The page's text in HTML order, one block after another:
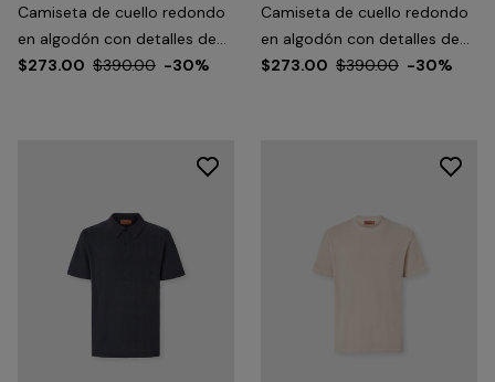
Camiseta de cuello redondo
en algodón con detalles de
motivo de serpiente
$273.00 $390.00 -30%
Camiseta de cuello redondo
en algodón con detalles de
motivo de serpiente
$273.00 $390.00 -30%